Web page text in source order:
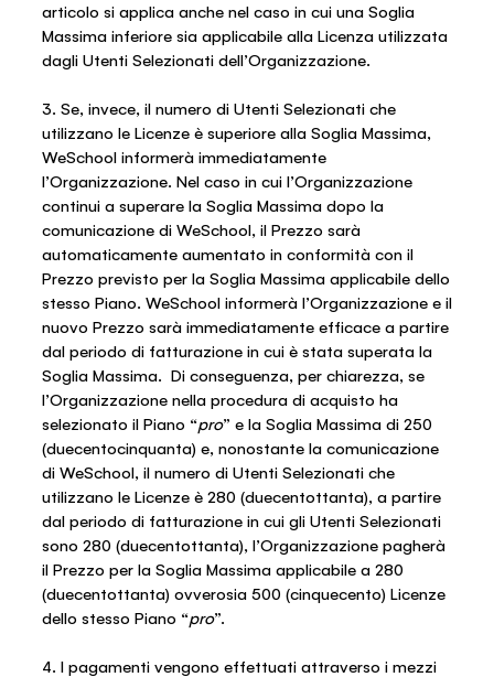
articolo si applica anche nel caso in cui una Soglia
Massima inferiore sia applicabile alla Licenza utilizzata
dagli Utenti Selezionati dell’Organizzazione.
3. Se, invece, il numero di Utenti Selezionati che
utilizzano le Licenze è superiore alla Soglia Massima,
WeSchool informerà immediatamente
l’Organizzazione. Nel caso in cui l’Organizzazione
continui a superare la Soglia Massima dopo la
comunicazione di WeSchool, il Prezzo sarà
automaticamente aumentato in conformità con il
Prezzo previsto per la Soglia Massima applicabile dello
stesso Piano. WeSchool informerà l’Organizzazione e il
nuovo Prezzo sarà immediatamente efficace a partire
dal periodo di fatturazione in cui è stata superata la
Soglia Massima. Di conseguenza, per chiarezza, se
l’Organizzazione nella procedura di acquisto ha
selezionato il Piano “pro” e la Soglia Massima di 250
(duecentocinquanta) e, nonostante la comunicazione
di WeSchool, il numero di Utenti Selezionati che
utilizzano le Licenze è 280 (duecentottanta), a partire
dal periodo di fatturazione in cui gli Utenti Selezionati
sono 280 (duecentottanta), l’Organizzazione pagherà
il Prezzo per la Soglia Massima applicabile a 280
(duecentottanta) ovverosia 500 (cinquecento) Licenze
dello stesso Piano “pro”.
4. I pagamenti vengono effettuati attraverso i mezzi